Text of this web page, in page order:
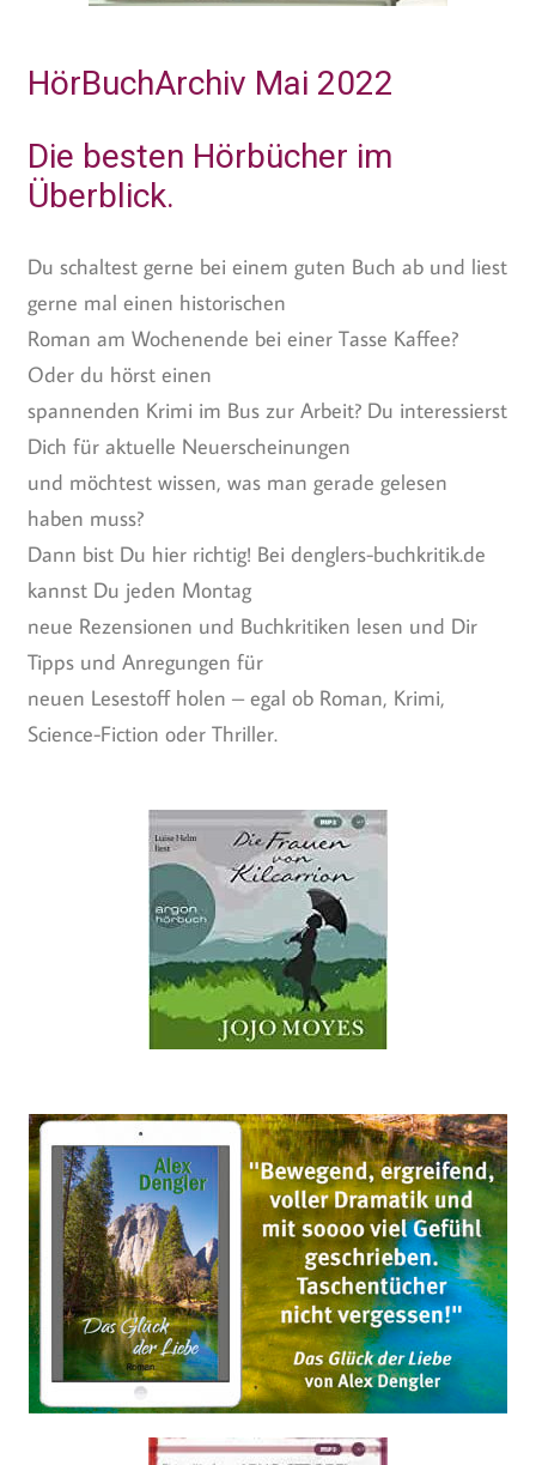
HörBuchArchiv Mai 2022
Die besten Hörbücher im
Überblick.
Du schaltest gerne bei einem guten Buch ab und liest
gerne mal einen historischen
Roman am Wochenende bei einer Tasse Kaffee?
Oder du hörst einen
spannenden Krimi im Bus zur Arbeit? Du interessierst
Dich für aktuelle Neuerscheinungen
und möchtest wissen, was man gerade gelesen
haben muss?
Dann bist Du hier richtig! Bei denglers-buchkritik.de
kannst Du jeden Montag
neue Rezensionen und Buchkritiken lesen und Dir
Tipps und Anregungen für
neuen Lesestoff holen – egal ob Roman, Krimi,
Science-Fiction oder Thriller.